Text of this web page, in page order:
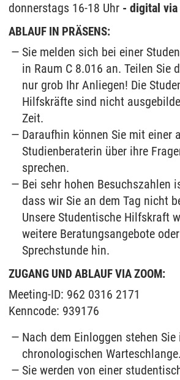
donnerstags 16-18 Uhr - digital via
ABLAUF IN PRÄSENS:
Sie melden sich bei einer
in Raum C 8.016 an. Teilen Sie
nur grob Ihr Anliegen! Die
Hilfskräfte sind nicht
Zeit.
Daraufhin können Sie mit einer
Studienberaterin über ihre
sprechen.
Bei sehr hohen Besuchszahlen
dass wir Sie an dem Tag nicht
Unsere Studentische Hilfskraft
weitere Beratungsangebote
Sprechstunde hin.
ZUGANG UND ABLAUF VIA ZOOM:
Meeting-ID: 962 0316 2171
Kenncode: 939176
Nach dem Einloggen stehen Sie
chronologischen Warteschlange.
Sie werdenvon einer